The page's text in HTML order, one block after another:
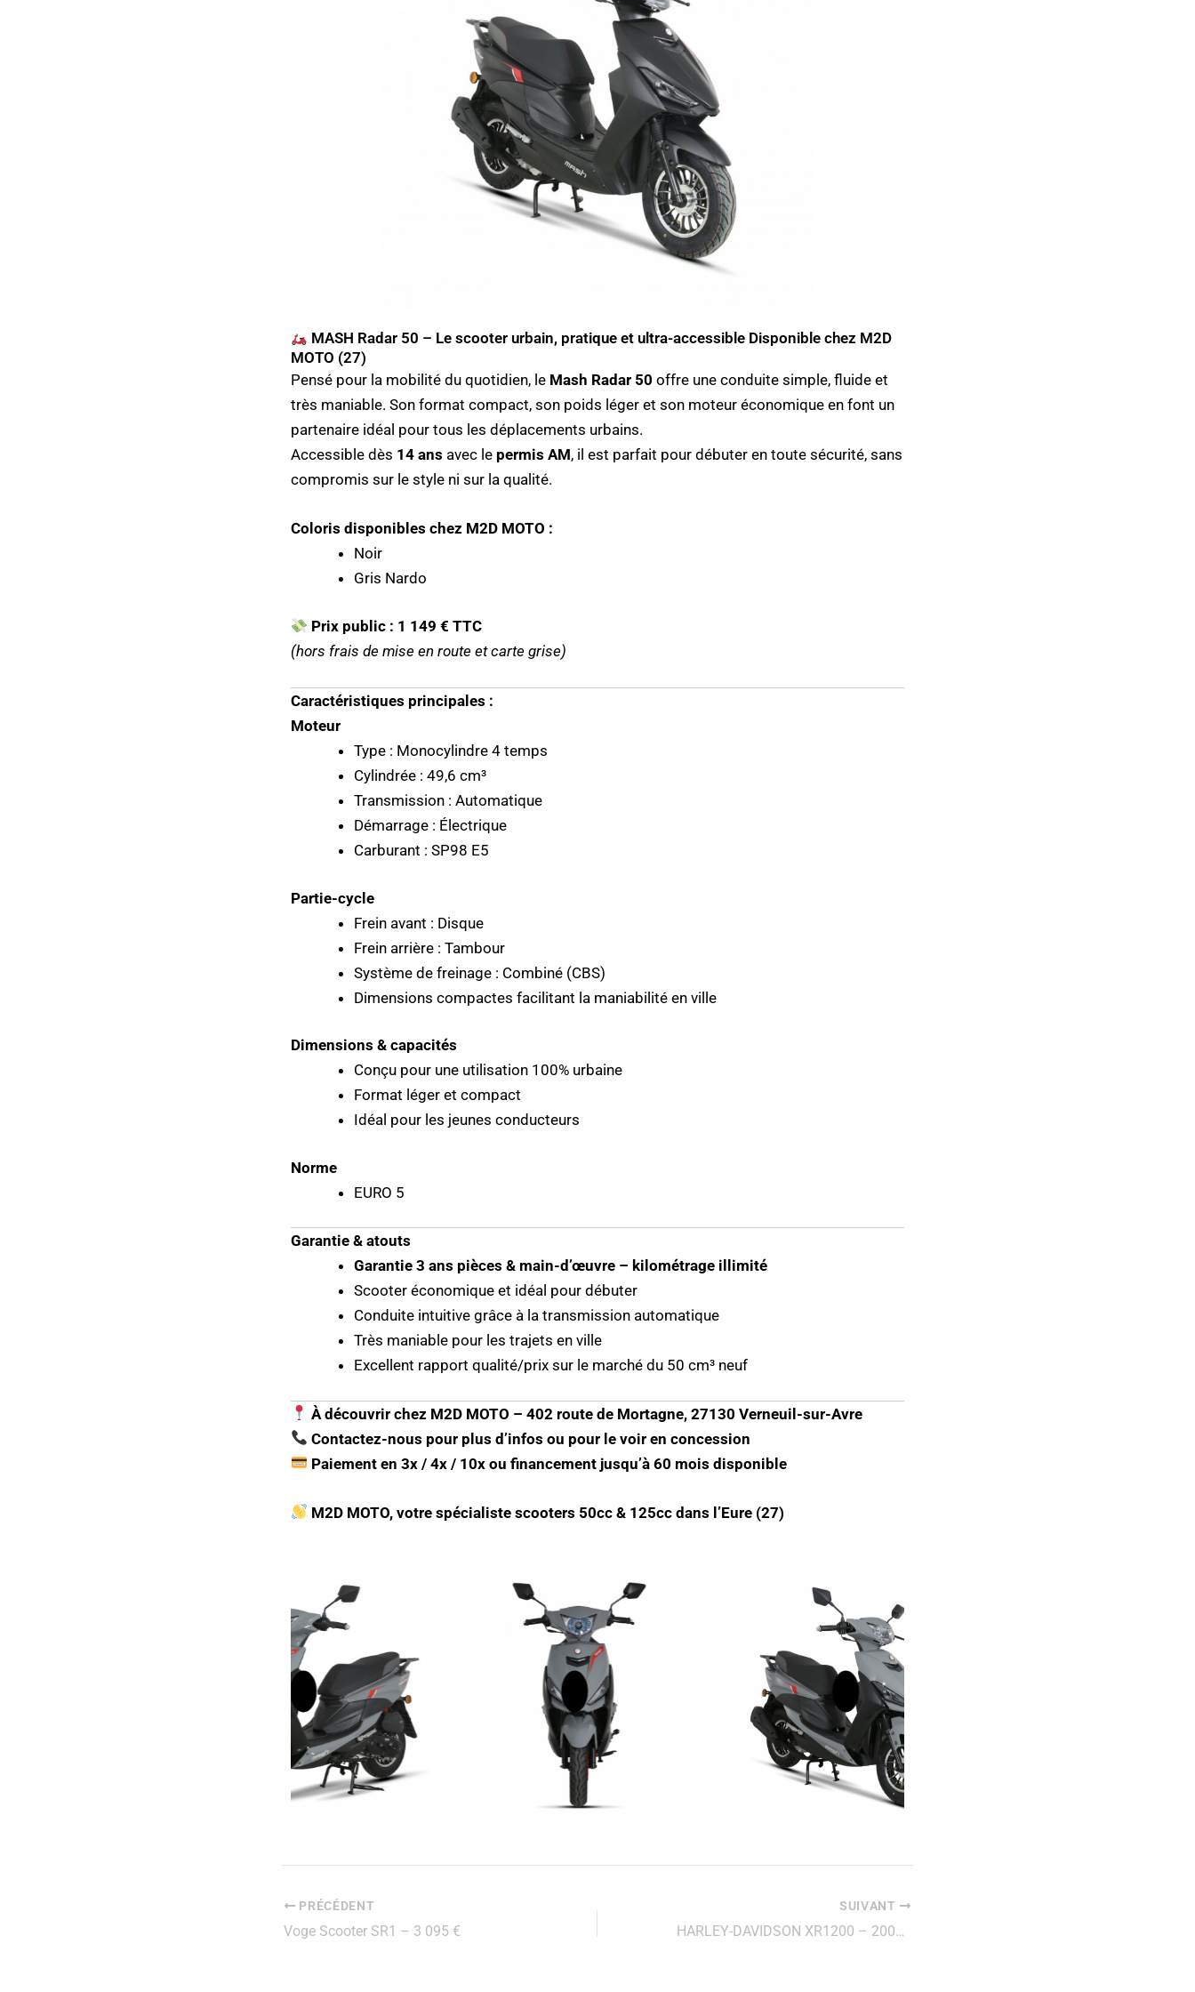
MASH Radar 50 – Le scooter urbain, pratique et ultra-accessible Disponible chez M2D
MOTO (27)
Pensé pour la mobilité du quotidien, le Mash Radar 50 offre une conduite simple, fluide et
très maniable. Son format compact, son poids léger et son moteur économique en font un
partenaire idéal pour tous les déplacements urbains.
Accessible dès 14 ans avec le permis AM, il est parfait pour débuter en toute sécurité, sans
compromis sur le style ni sur la qualité.
Coloris disponibles chez M2D MOTO :
Noir
Gris Nardo
Prix public : 1 149 € TTC
(hors frais de mise en route et carte grise)
Caractéristiques principales :
Moteur
Type : Monocylindre 4 temps
Cylindrée : 49,6 cm³
Transmission : Automatique
Démarrage : Électrique
Carburant : SP98 E5
Partie-cycle
Frein avant : Disque
Frein arrière : Tambour
Système de freinage : Combiné (CBS)
Dimensions compactes facilitant la maniabilité en ville
Dimensions & capacités
Conçu pour une utilisation 100% urbaine
Format léger et compact
Idéal pour les jeunes conducteurs
Norme
EURO 5
Garantie & atouts
Garantie 3 ans pièces & main-d’œuvre – kilométrage illimité
Scooter économique et idéal pour débuter
Conduite intuitive grâce à la transmission automatique
Très maniable pour les trajets en ville
Excellent rapport qualité/prix sur le marché du 50 cm³ neuf
À découvrir chez M2D MOTO – 402 route de Mortagne, 27130 Verneuil-sur-Avre
Contactez-nous pour plus d’infos ou pour le voir en concession
Paiement en 3x / 4x / 10x ou financement jusqu’à 60 mois disponible
M2D MOTO, votre spécialiste scooters 50cc & 125cc dans l’Eure (27)
PRÉCÉDENT
Voge Scooter SR1 – 3 095 €
SUIVANT
HARLEY-DAVIDSON XR1200 – 2008 – 5 500€